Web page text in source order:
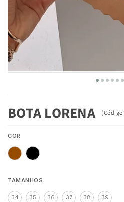
BOTA LORENA (Código
COR
TAMANHOS
34 35 36 37 38 39